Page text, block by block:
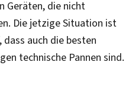
Geräten, die nicht
Die jetzige Situation ist
auch die besten
technische Pannen sind.